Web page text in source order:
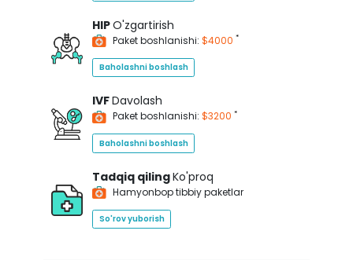
HIPO'zgartirish
Paket boshlanishi: $4000 *
Baholashni boshlash
IVFDavolash
Paket boshlanishi: $3200 *
Baholashni boshlash
Tadqiq qilingKo'proq
Hamyonbop tibbiy paketlar
So'rov yuborish